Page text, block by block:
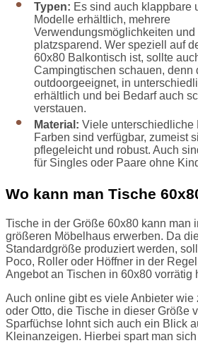
Typen: Es sind auch klappbare
Modelle erhältlich, mehrere
Verwendungsmöglichkeiten und
platzsparend. Wer speziell auf
60x80 Balkontisch ist, sollte
Campingtischen schauen, denn
outdoorgeeignet, in
erhältlich und bei Bedarf auch
verstauen.
Material: Viele unterschiedliche
Farben sind verfügbar, zumeist
pflegeleicht und robust. Auch
für Singles oder Paare ohne
Wo kann man Tische
Tische in der Größe 60x80 kann man
größeren Möbelhaus erwerben. Da
Standardgröße produziert werden,
Poco, Roller oder Höffner in der
Angebot an Tischen in 60x80 vorrätig
Auch online gibt es viele Anbieter wie
oder Otto, die Tische in dieser Größe
Sparfüchse lohnt sich auch ein Blick
Kleinanzeigen. Hierbei spart man